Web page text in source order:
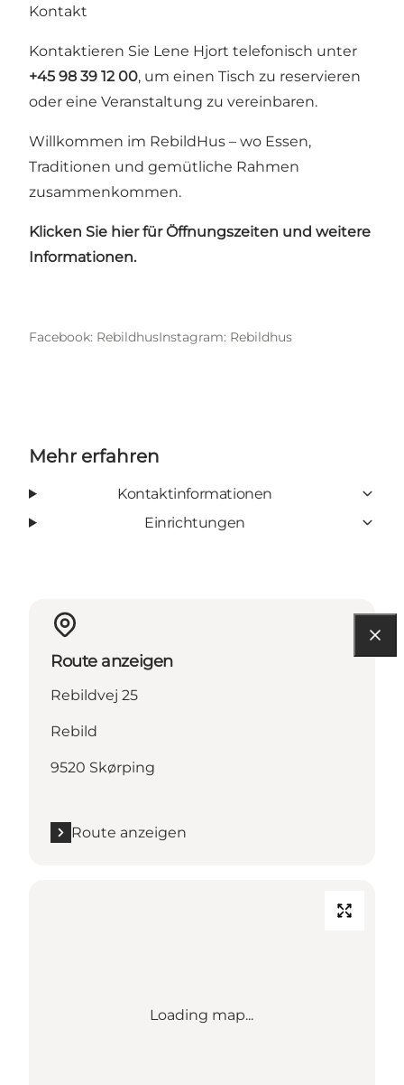
Kontakt
Kontaktieren Sie Lene Hjort telefonisch unter
+45 98 39 12 00, um einen Tisch zu reservieren
oder eine Veranstaltung zu vereinbaren.
Willkommen im RebildHus – wo Essen,
Traditionen und gemütliche Rahmen
zusammenkommen.
Klicken Sie hier für Öffnungszeiten und weitere
Informationen.
Facebook: RebildhusInstagram: Rebildhus
Mehr erfahren
Kontaktinformationen
Einrichtungen
Route anzeigen
Rebildvej 25
Rebild
9520 Skørping
Route anzeigen
Loading map...